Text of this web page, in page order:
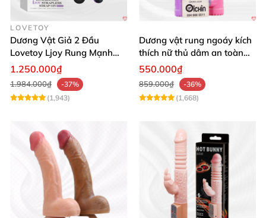
LOVETOY
Dương Vật Giả 2 Đầu
Lovetoy Ljoy Rung Mạnh
ĐKTX Hút Sâu
1.250.000₫
1.984.000₫
-37%
(1,943)
Dương vật rung ngoáy kích
thích nữ thủ dâm an toàn
cao cấp
550.000₫
859.000₫
-36%
(1,668)